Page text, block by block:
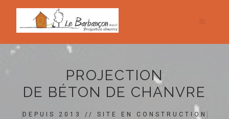
PROJECTION
DE BÉTON DE CHANVRE
DEPUIS 2013 // SITE EN CONSTRUCTION